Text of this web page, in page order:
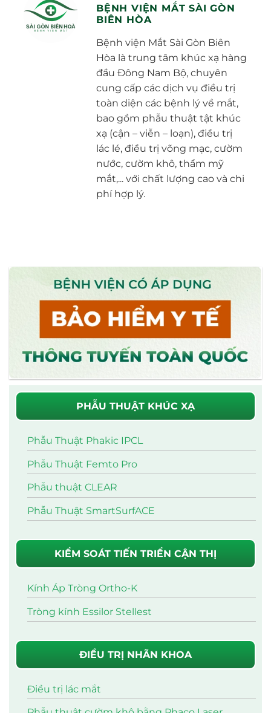
BỆNH VIỆN MẮT SÀI GÒN
BIÊN HÒA
Bệnh viện Mắt Sài Gòn Biên
Hòa là trung tâm khúc xạ hàng
đầu Đông Nam Bộ, chuyên
cung cấp các dịch vụ điều trị
toàn diện các bệnh lý về mắt,
bao gồm phẫu thuật tật khúc
xạ (cận – viễn – loạn), điều trị
lác lé, điều trị võng mạc, cườm
nước, cườm khô, thẩm mỹ
mắt,... với chất lượng cao và chi
phí hợp lý.
PHẪU THUẬT KHÚC XẠ
Phẫu Thuật Phakic IPCL
Phẫu Thuật Femto Pro
Phẫu thuật CLEAR
Phẫu Thuật SmartSurfACE
KIỂM SOÁT TIẾN TRIỂN CẬN THỊ
Kính Áp Tròng Ortho-K
Tròng kính Essilor Stellest
ĐIỀU TRỊ NHÃN KHOA
Điều trị lác mắt